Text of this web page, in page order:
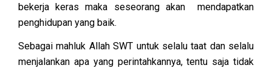
bekerja keras maka seseorang akan mendapatkan
penghidupan yang baik.
Sebagai mahluk Allah SWT untuk selalu taat dan selalu
menjalankan apa yang perintahkannya, tentu saja tidak